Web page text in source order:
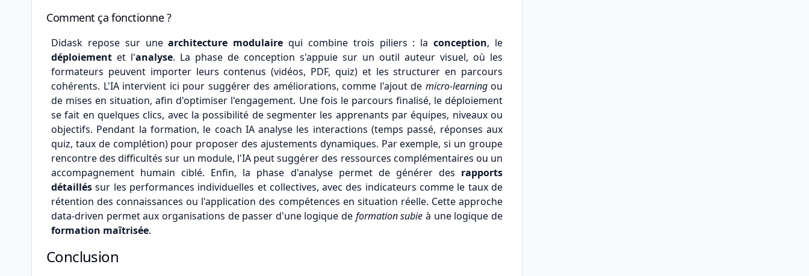
Comment ça fonctionne ?
Didask repose sur unearchitecture modulaire qui combine trois piliers : laconception, le
déploiement et l'analyse. La phase de conception s'appuie sur un outil auteur visuel, où les
formateurs peuvent importer leurs contenus (vidéos, PDF, quiz) et les structurer en parcours
cohérents. L'IA intervient ici pour suggérer des améliorations, comme l'ajout de micro-learningou
de mises en situation, afin d'optimiser l'engagement. Une fois le parcours finalisé, le déploiement
se fait en quelques clics, avec la possibilité de segmenter les apprenants par équipes, niveaux ou
objectifs. Pendant la formation, le coach IA analyse les interactions (temps passé, réponses aux
quiz, taux de complétion) pour proposer des ajustements dynamiques. Par exemple, si un groupe
rencontre des difficultés sur un module, l'IA peut suggérer des ressources complémentaires ou un
accompagnement humain ciblé. Enfin, la phase d'analyse permet de générer des rapports
détaillés sur les performances individuelles et collectives, avec des indicateurs comme le taux de
rétention des connaissances ou l'application des compétences en situation réelle. Cette approche
data-driven permet aux organisations de passer d'une logique de formation subie à une logique de
formation maîtrisée.
Conclusion